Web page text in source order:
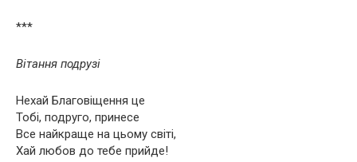
***
Вітання подрузі
Нехай Благовіщення це
Тобі, подруго, принесе
Все найкраще на цьому світі,
Хай любов до тебе прийде!